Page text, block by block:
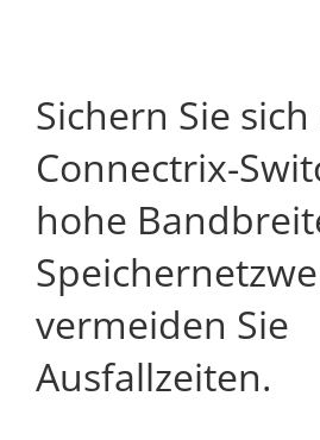
Sichern Sie
Connectrix-
hohe
vermeiden Sie
Ausfallzeiten.